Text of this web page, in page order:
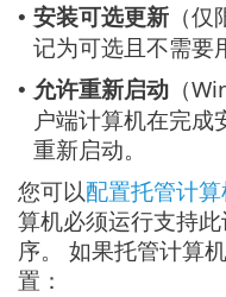
• 安装可选更新 （
记为可选且不需要
• 允许重新启动 （
户端计算机在完成
重新启动。
您可以配置托管计
算机必须运行支持此
序。 如果托管计算
置：